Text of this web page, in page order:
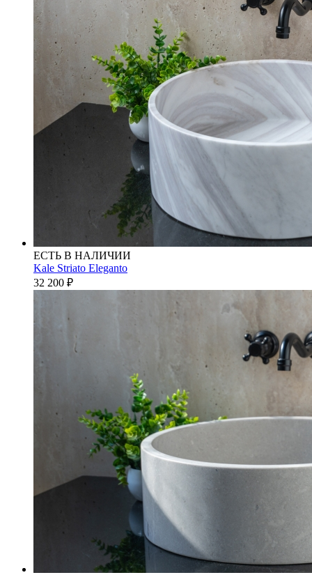
ЕСТЬ В НАЛИЧИИ
Kale Striato Eleganto
32 200 ₽